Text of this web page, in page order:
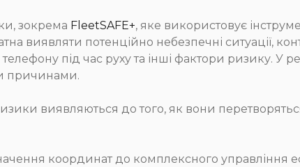
зокрема FleetSAFE+, яке використовує
виявляти потенційно небезпечні ситуації,
під час руху та інші фактори ризику. У
причинами.
виявляються до того, як вони
координат до комплексного управління